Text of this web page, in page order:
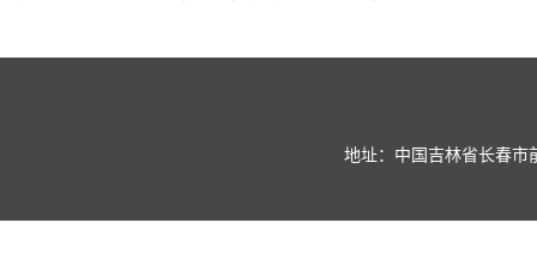
地址：中国吉林省长春市